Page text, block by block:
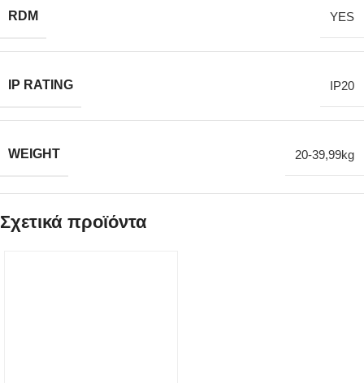
RDM YES
IP RATING IP20
WEIGHT 20-39,99kg
Σχετικά προϊόντα